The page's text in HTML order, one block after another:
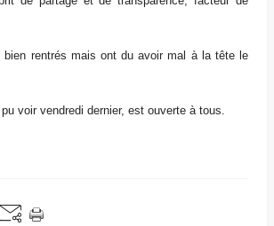
rentrés mais ont du avoir mal à la tête le
voir vendredi dernier, est ouverte à tous.